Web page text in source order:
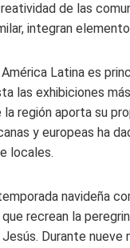
de las
integran
América Latina es
las exhibiciones
la región aporta su
y europeas ha
locales.
navideña
recrean la
Durante nueve